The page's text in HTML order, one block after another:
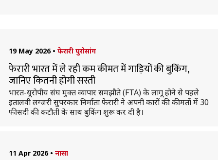
19 May 2026 • फेरारी पुरोसांग
फेरारी भारत में ले रही कम कीमत में गाड़ियों की बुकिंग,
जानिए कितनी होगी सस्ती
भारत-यूरोपीय संघ मुक्त व्यापार समझौते (FTA) के लागू होने से पहले
इतालवी लग्जरी सुपरकार निर्माता फेरारी ने अपनी कारों की कीमतों में 30
फीसदी की कटौती के साथ बुकिंग शुरू कर दी है।
11 Apr 2026 • नासा